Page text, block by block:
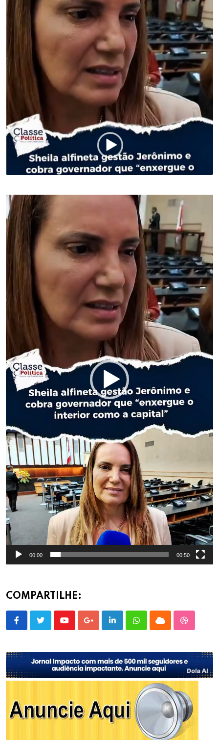
Tocador
de
vídeo
00:00 00:50
COMPARTILHE:
YoutubeGoogle+LinkedInWhatsappCloud